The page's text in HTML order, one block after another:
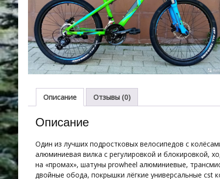
Описание Отзывы (0)
Описание
Один из лучших подростковых велосипедов с
алюминиевая вилка с регулировкой и блокировкой,
на «промах», шатуны prowheel алюминиевые,
двойные обода, покрышки лёгкие универсальные cst